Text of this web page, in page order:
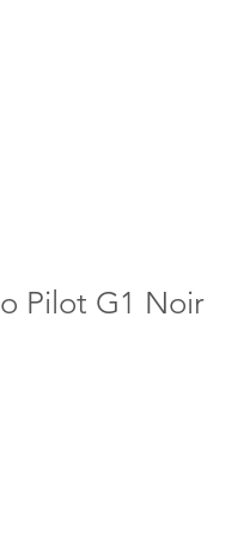
Pilot G1 Noir